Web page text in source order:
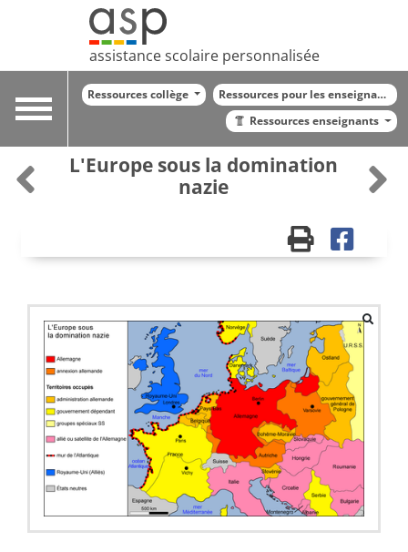
assistance scolaire personnalisée
Toggle
Ressources collège
Ressources pour les enseignants
Ressources enseignants
L'Europe sous la domination
nazie